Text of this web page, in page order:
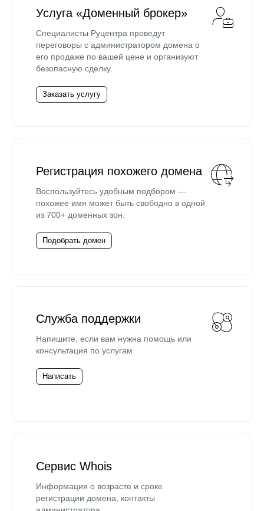
Услуга «Доменный брокер»
Специалисты Руцентра проведут
переговоры с администратором домена о
его продаже по вашей цене и организуют
безопасную сделку.
Заказать услугу
Регистрация похожего домена
Воспользуйтесь удобным подбором —
похожее имя может быть свободно в одной
из 700+ доменных зон.
Подобрать домен
Служба поддержки
Напишите, если вам нужна помощь или
консультация по услугам.
Написать
Сервис Whois
Информация о возрасте и сроке
регистрации домена, контакты